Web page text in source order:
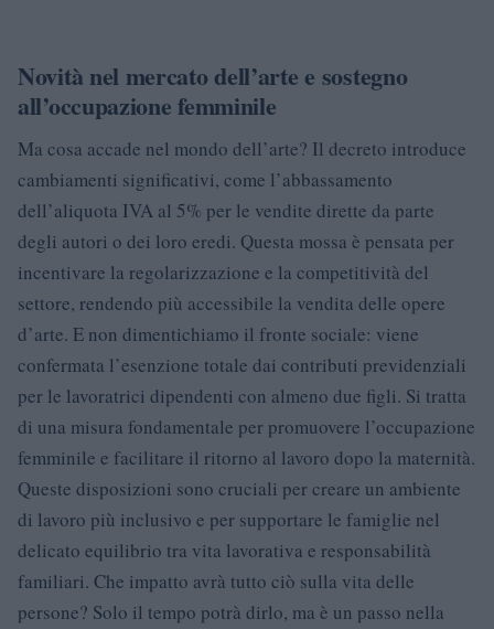
Novità nel mercato dell’arte e sostegno
all’occupazione femminile
Ma cosa accade nel mondo dell’arte? Il decreto introduce
cambiamenti significativi, come l’abbassamento
dell’aliquota IVA al 5% per le vendite dirette da parte
degli autori o dei loro eredi. Questa mossa è pensata per
incentivare la regolarizzazione e la competitività del
settore, rendendo più accessibile la vendita delle opere
d’arte. E non dimentichiamo il fronte sociale: viene
confermata l’esenzione totale dai contributi previdenziali
per le lavoratrici dipendenti con almeno due figli. Si tratta
di una misura fondamentale per promuovere l’occupazione
femminile e facilitare il ritorno al lavoro dopo la maternità.
Queste disposizioni sono cruciali per creare un ambiente
di lavoro più inclusivo e per supportare le famiglie nel
delicato equilibrio tra vita lavorativa e responsabilità
familiari. Che impatto avrà tutto ciò sulla vita delle
persone? Solo il tempo potrà dirlo, ma è un passo nella